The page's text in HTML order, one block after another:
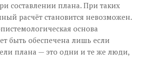
составлении плана. При таких
расчёт становится невозможен.
основа
быть обеспечена лишь если
плана — это одни и те же люди,